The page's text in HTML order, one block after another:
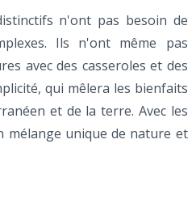
n'ont pas besoin de
Ils n'ont même pas
avec des casseroles et des
qui mêlera les bienfaits
et de la terre. Avec les
mélange unique de nature et